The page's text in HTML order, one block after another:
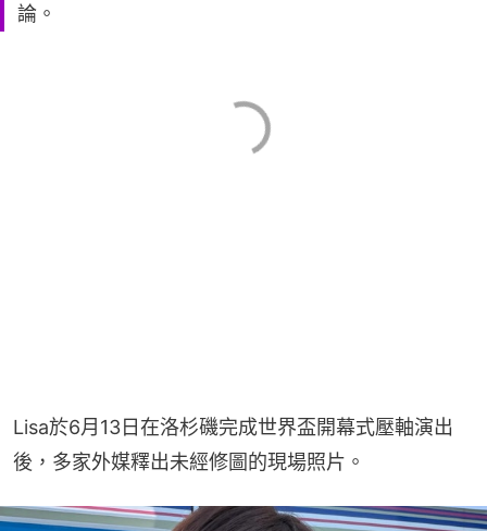
論。
Lisa於6月13日在洛杉磯完成世界盃開幕式壓軸演出
後，多家外媒釋出未經修圖的現場照片。